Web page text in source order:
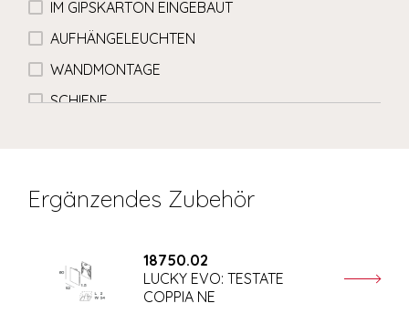
IM GIPSKARTON EINGEBAUT
AUFHÄNGELEUCHTEN
WANDMONTAGE
SCHIENE
Ergänzendes Zubehör
18750.02
LUCKY EVO: TESTATE
COPPIA NE